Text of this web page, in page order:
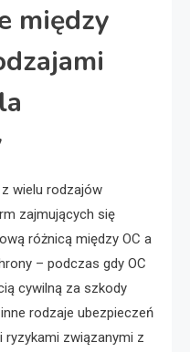
między
wielu rodzajów
zajmujących się
różnicą między OC a
– podczas gdy OC
cywilną za szkody
rodzaje ubezpieczeń
związanymi z